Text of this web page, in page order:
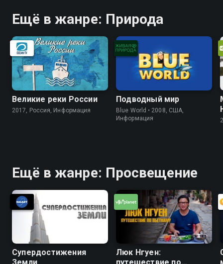
Ещё в жанре: Природа
Великие реки России
2017, Россия, Информация
Подводный мир
Blue World • 2008, США,
Информация
Ещё в жанре: Просвещение
Супердостижения
Люк Нгуен: